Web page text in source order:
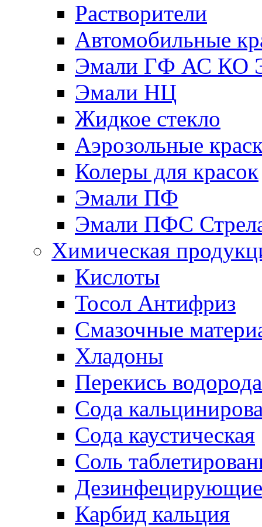
Растворители
Автомобильные
Эмали ГФ АС КО
Эмали НЦ
Жидкое стекло
Аэрозольные
Колеры для красок
Эмали ПФ
Эмали ПФС
Химическая
Кислоты
Тосол Антифриз
Смазочные
Хладоны
Перекись водорода
Сода
Сода каустическая
Соль
Дезинфецирующие
Карбид кальция